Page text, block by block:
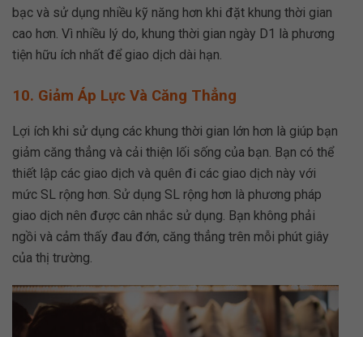
bạc và sử dụng nhiều kỹ năng hơn khi đặt khung thời gian
cao hơn. Vì nhiều lý do, khung thời gian ngày D1 là phương
tiện hữu ích nhất để giao dịch dài hạn.
10. Giảm Áp Lực Và Căng Thẳng
Lợi ích khi sử dụng các khung thời gian lớn hơn là giúp bạn
giảm căng thẳng và cải thiện lối sống của bạn. Bạn có thể
thiết lập các giao dịch và quên đi các giao dịch này với
mức SL rộng hơn. Sử dụng SL rộng hơn là phương pháp
giao dịch nên được cân nhắc sử dụng. Bạn không phải
ngồi và cảm thấy đau đớn, căng thẳng trên mỗi phút giây
của thị trường.